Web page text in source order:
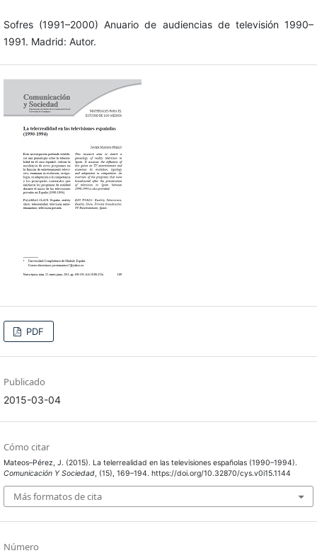
Sofres (1991–2000) Anuario de audiencias de televisión 1990–
1991. Madrid: Autor.
PDF
Publicado
2015-03-04
Cómo citar
Mateos–Pérez, J. (2015). La telerrealidad en las televisiones españolas (1990–1994).
Comunicación Y Sociedad, (15), 169–194. https://doi.org/10.32870/cys.v0i15.1144
Más formatos de cita
Número